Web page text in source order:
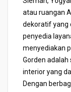
atau ruangan
dekoratif yang
penyedia
menyediakan
Gorden
interior yang
Dengan